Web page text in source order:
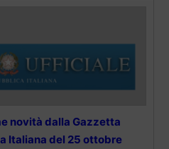
novità dalla Gazzetta
Italiana del 25 ottobre